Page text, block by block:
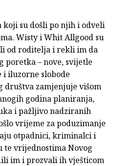
koji su došli po njih i odveli
Wisty i Whit Allgood su
od roditelja i rekli im da
poretka – nove, svijetle
iluzorne slobode
društva zamjenjuje višom
godina planiranja,
i pažljivo nadziranih
vrijeme za poduzimanje
otpadnici, kriminalci i
te vrijednostima Novog
im i prozvali ih vješticom